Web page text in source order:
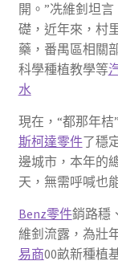
開。”冼維釗坦
礎，近年來，村
藥，番禺區相關
科學種植教學等
水
現在，“都那年桔”
斯柯達零件了穩
邊城市，本年的
天，無需呼喊也
Benz零件銷路穩
維釗流露，為壯
易商00畝新種植